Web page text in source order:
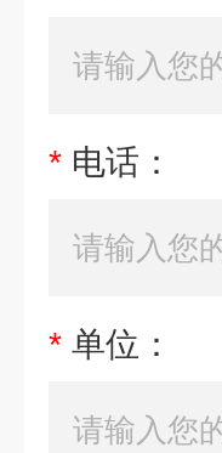
* 电话：
* 单位：